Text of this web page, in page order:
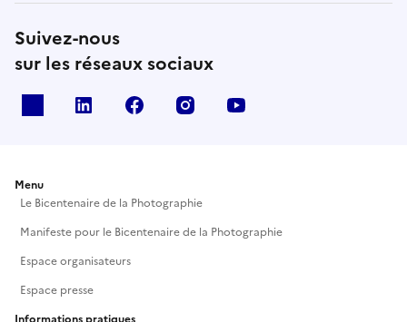
Suivez-nous
sur les réseaux sociaux
Linkedin Facebook Instagram
Menu
Le Bicentenaire de la Photographie
Manifeste pour le Bicentenaire de la Photographie
Espace organisateurs
Espace presse